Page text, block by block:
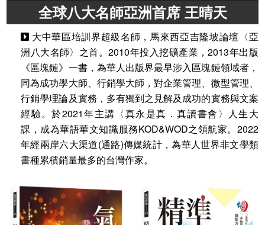
全球八大名師亞洲首席 王晴天
大中華區培訓界超級名師，馬來西亞吉隆坡論壇〈亞
洲八大名師〉之首。2010年投入挖礦產業，2013年出版
《區塊鏈》一書，為華人出版界最早涉入區塊鏈領域者，
同為成功學大師、行銷學大師，對企業管理、微型管理、
行銷學理論及實務，多有獨到之見解及成功的實務與文案
經驗。於2021年主講〈真永是真．真讀書會〉人生大
課，成為華語華文知識服務KOD&WOD之領航家。2022
年經兩岸六大渠道(通路)傳媒統計，為華人世界非文學類
書種累積銷量最多的台灣作家。